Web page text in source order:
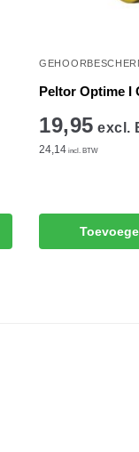
Peltor Optime I
19,95 excl.
24,14 incl. BTW